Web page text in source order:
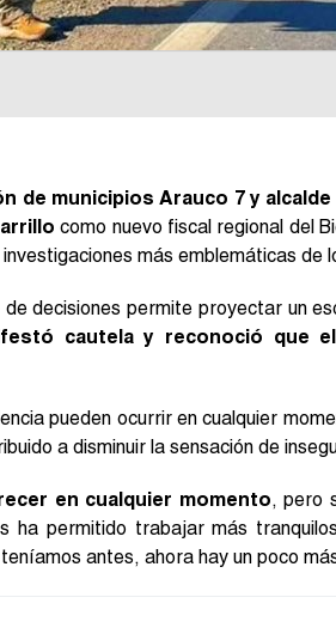
de municipios Arauco 7 y
como nuevo fiscal regional del
más emblemáticas de
decisiones permite proyectar un
cautela y reconoció que
pueden ocurrir en cualquier
a disminuir la sensación de
en cualquier momento, pero
ha permitido trabajar más
antes, ahora hay un poco